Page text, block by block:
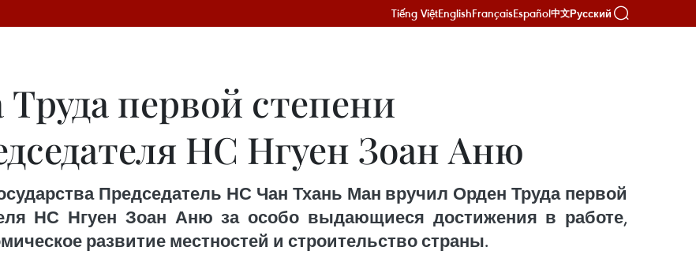
Tiếng ViệtEnglishFrançaisEspañol中文Русский
первой степени
НС Нгуен Зоан Аню
Председатель НС Чан Тхань Ман вручил Орден Труда первой
НС Нгуен Зоан Аню за особо выдающиеся достижения в работе,
развитие местностей и строительство страны.